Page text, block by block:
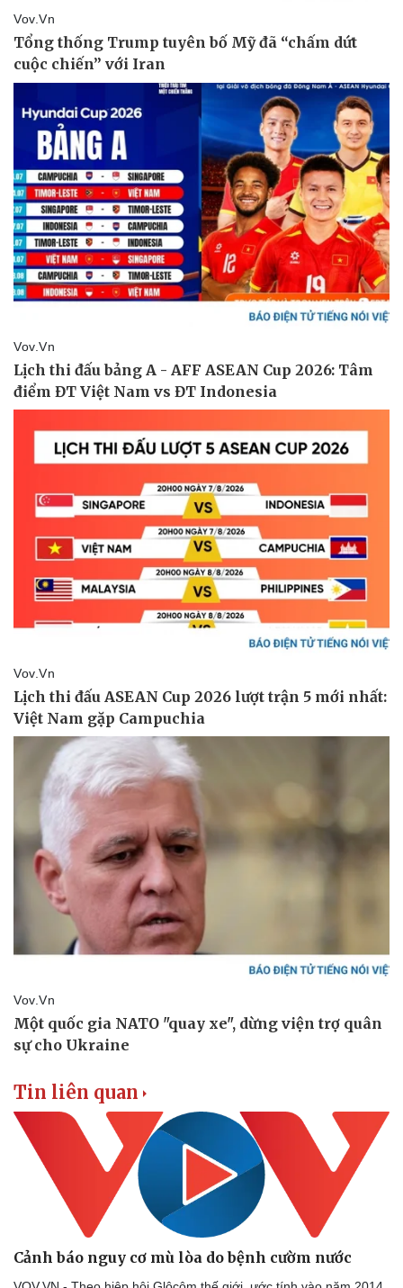
Pháp luật
Vụ án
Tin nóng
Tư vấn luật
Quân sự - Quốc phòng
Việt Nam
Phân tích
Bóng đá
Lịch thi đấu bóng đá
Ô tô - Xe máy
Ô tô
Xe máy
Tin liên quan
Cảnh báo nguy cơ mù lòa do bệnh cườm nước